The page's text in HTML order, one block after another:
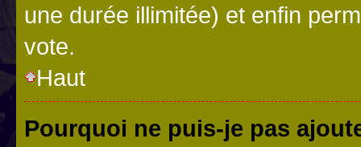
une durée illimitée) et enfin
vote.
Haut
Pourquoi ne puis-je pas